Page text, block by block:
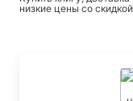
низкие цены со